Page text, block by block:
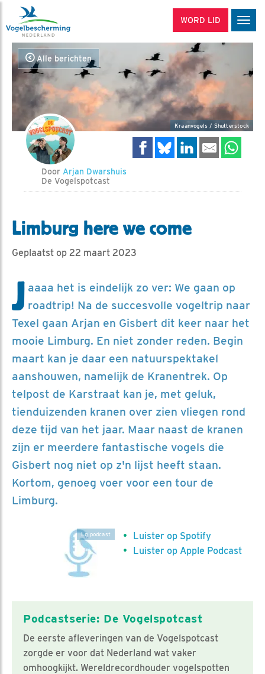
WORD LID
Alle berichten
Kraanvogels / Shutterstock
Door Arjan Dwarshuis
De Vogelspotcast
Limburg here we come
Geplaatst op 22 maart 2023
J aaaa het is eindelijk zo ver: We gaan op
roadtrip! Na de succesvolle vogeltrip naar
Texel gaan Arjan en Gisbert dit keer naar het
mooie Limburg. En niet zonder reden. Begin
maart kan je daar een natuurspektakel
aanshouwen, namelijk de Kranentrek. Op
telpost de Karstraat kan je, met geluk,
tienduizenden kranen over zien vliegen rond
deze tijd van het jaar. Maar naast de kranen
zijn er meerdere fantastische vogels die
Gisbert nog niet op z'n lijst heeft staan.
Kortom, genoeg voer voor een tour de
Limburg.
Lg podcast
Luister op Spotify
Luister op Apple Podcast
Podcastserie: De Vogelspotcast
De eerste afleveringen van de Vogelspotcast
zorgde er voor dat Nederland wat vaker
omhoogkijkt. Wereldrecordhouder vogelspotten